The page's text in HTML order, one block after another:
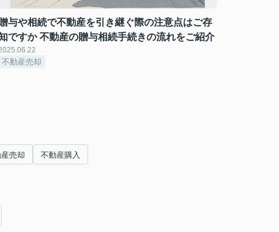
与や相続で不動産を引き継ぐ際の注意点はご存
ですか 不動産の贈与相続手続きの流れをご紹介
不動産売却
売却 不動産購入